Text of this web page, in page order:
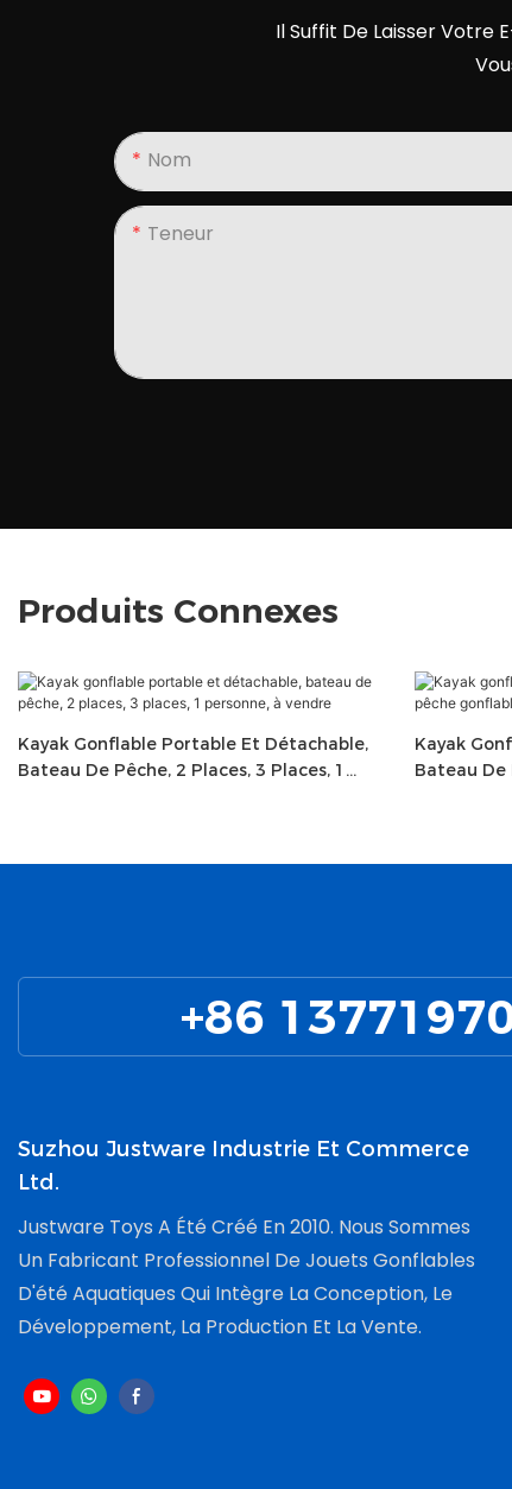
Il Suffit De Laisser Votre
Nom
Teneur
Produits Connexes
Kayak Gonflable Portable Et Détachable,
Bateau De Pêche, 2 Places, 3 Places, 1
Kayak
Bateau De
+86
Suzhou Justware Industrie Et Commerce
Ltd.
Justware Toys A Été Créé En 2010. Nous Sommes
Un Fabricant Professionnel De Jouets Gonflables
D'été Aquatiques Qui Intègre La Conception, Le
Développement, La Production Et La Vente.